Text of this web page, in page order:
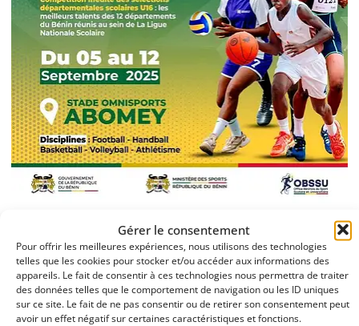
Gérer le consentement
Pour offrir les meilleures expériences, nous utilisons des technologies
telles que les cookies pour stocker et/ou accéder aux informations des
appareils. Le fait de consentir à ces technologies nous permettra de traiter
des données telles que le comportement de navigation ou les ID uniques
sur ce site. Le fait de ne pas consentir ou de retirer son consentement peut
avoir un effet négatif sur certaines caractéristiques et fonctions.
Sport à la base | Ligue Nationale
Scolaire 2025 : Abomey accueille
une compétition inédite